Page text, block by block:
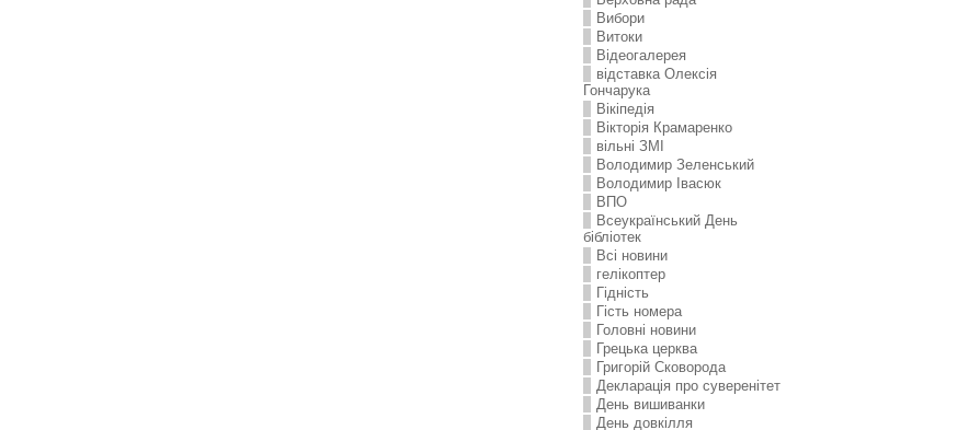
Вибори
Витоки
Відеогалерея
відставка Олексія
Гончарука
Вікіпедія
Вікторія Крамаренко
вільні ЗМІ
Володимир Зеленський
Володимир Івасюк
ВПО
Всеукраїнський День
бібліотек
Всі новини
гелікоптер
Гідність
Гість номера
Головні новини
Грецька церква
Григорій Сковорода
Декларація про суверенітет
День вишиванки
День довкілля